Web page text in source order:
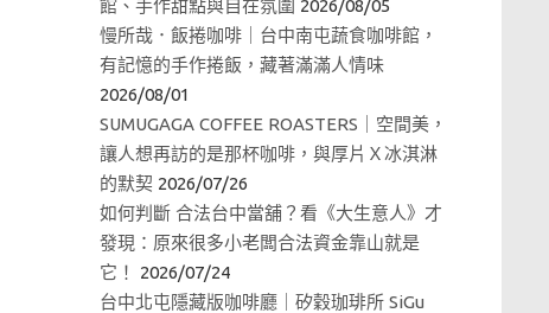
館、手作甜點與自在氛圍 2026/08/05
慢所哉．飯捲咖啡｜台中南屯蔬食咖啡館，
有記憶的手作捲飯，藏著滿滿人情味
2026/08/01
SUMUGAGA COFFEE ROASTERS｜空間美，
讓人想再訪的是那杯咖啡，與厚片Ｘ冰淇淋
的默契 2026/07/26
如何判斷 合法台中當舖？看《大生意人》才
發現：原來很多小老闆合法資金靠山就是
它！
2026/07/24
台中北屯隱藏版咖啡廳｜矽穀珈琲所 SiGu